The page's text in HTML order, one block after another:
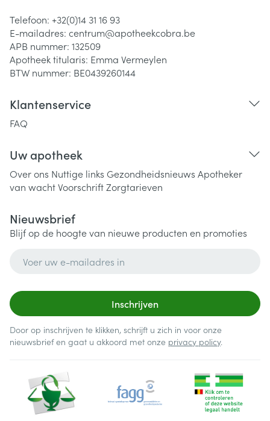
Telefoon: +32(0)14 31 16 93
E-mailadres: centrum@apotheekcobra.be
APB nummer: 132509
Apotheek titularis: Emma Vermeylen
BTW nummer: BE0439260144
Klantenservice
FAQ
Uw apotheek
Over ons Nuttige links Gezondheidsnieuws Apotheker
van wachtVoorschriftZorgtarieven
Nieuwsbrief
Blijf op de hoogte van nieuwe producten en promoties
Inschrijven
Door op inschrijven te klikken, schrijft u zich in voor onze
nieuwsbrief en gaat u akkoord met onze privacy policy.